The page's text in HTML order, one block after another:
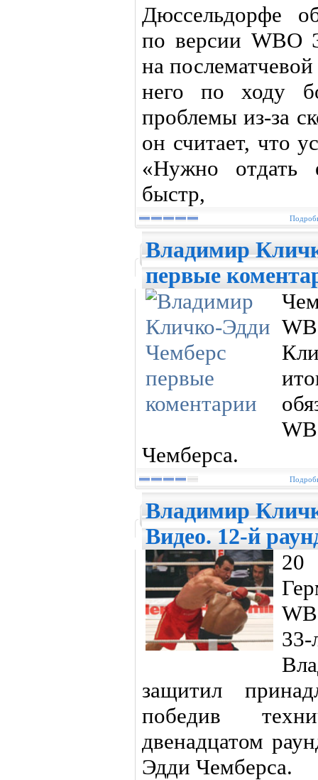
Дюссельдорфе
по версии WBO
на
него по ходу
проблемы из-за
он считает, что
«Нужно отдать
быстр,
Владимир
первые
Чемберса.
Владимир
Видео. 12-й
20
защитил
победив
двенадцатом
Эдди Чемберса.